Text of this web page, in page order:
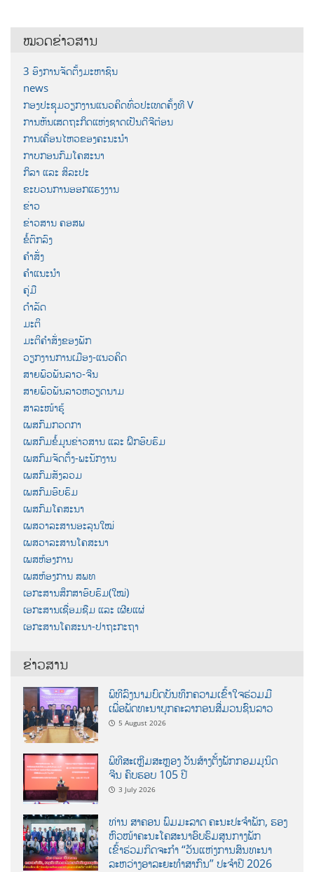
ໝວດຂ່າວສານ
3 ອົງການຈັດຕັ້ງມະຫາຊົນ
news
ກອງປະຊຸມວຽກງານແນວຄິດທົ່ວປະເທດຄັ້ງທີ V
ການຫັນເສດຖະກິດແຫ່ງຊາດເປັນດີຈີຕ໋ອນ
ການເຄື່ອນໄຫວຂອງຄະນະນຳ
ກາບກອນກົມໂຄສະນາ
ກິລາ ແລະ ສິລະປະ
ຂະບວນການອອກແຮງງານ
ຂ່າວ
ຂ່າວສານ ຄອສພ
ຂໍ້ຕົກລົງ
ຄຳສັ່ງ
ຄຳແນະນຳ
ຄູ່ມື
ດຳລັດ
ມະຕິ
ມະຕິຄຳສັ່ງຂອງພັກ
ວຽກງານການເມືອງ-ແນວຄິດ
ສາຍພົວພັນລາວ-ຈີນ
ສາຍພົວພັນລາວຫວຽດນາມ
ສາລະໜ້າຮູ້
ເພສກົມກວດກາ
ເພສກົມຂໍ້ມູນຂ່າວສານ ແລະ ຝຶກອົບຮົມ
ເພສກົມຈັດຕັ້ງ-ພະນັກງານ
ເພສກົມສັງລວມ
ເພສກົມອົບຮົມ
ເພສກົມໂຄສະນາ
ເພສວາລະສານອະລຸນໃໝ່
ເພສວາລະສານໂຄສະນາ
ເພສຫ້ອງການ
ເພສຫ້ອງການ ສພທ
ເອກະສານສຶກສາອົບຮົມ(ໃໝ່)
ເອກະສານເຊື່ອມຊືມ ແລະ ເຜີຍແຜ່
ເອກະສານໂຄສະນາ-ປາຖະກະຖາ
ຂ່າວສານ
ພິທີລົງນາມບົດບັນທຶກຄວາມເຂົ້າໃຈຮ່ວມມື
ເພື່ອພັດທະນາບຸກຄະລາກອນສື່ມວນຊົນລາວ
5 August 2026
ພິທີສະເຫຼີມສະຫຼອງ ວັນສ້າງຕັ້ງພັກກອມມູນິດ
ຈີນ ຄົບຮອບ 105 ປີ
3 July 2026
ທ່ານ ສາຄອນ ພົມມະລາດ ຄະນະປະຈໍາພັກ, ຮອງ
ຫົວໜ້າຄະນະໂຄສະນາອົບຮົມສູນກາງພັກ
ເຂົ້າຮ່ວມກິດຈະກຳ “ວັນແຫ່ງການສົນທະນາ
ລະຫວ່າງອາລະຍະທຳສາກົນ” ປະຈຳປີ 2026